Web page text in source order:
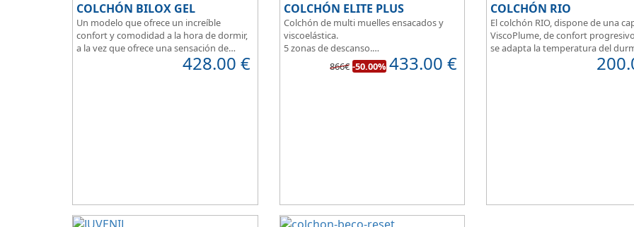
COLCHÓN BILOX GEL
Un modelo que ofrece un increíble
confort y comodidad a la hora de dormir,
a la vez que ofrece una sensación de
El tejido del colchón Ultra Violet428.00 €
COLCHÓN ELITE PLUS
Colchón de multi muelles ensacados y
viscoelástica.
5 zonas de descanso.
Box perimetral HR30K multiperforado.
Para personas que buscan la comodidad
866€ -50.00% 433.00 €
COLCHÓN RIO
El colchón RIO, dispone de una
ViscoPlume, de confort
se adapta la temperatura del
por la otra cara del colchón,
capa de confort Cotton, algodón